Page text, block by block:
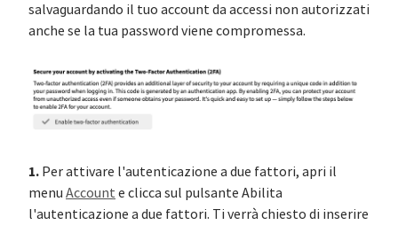
salvaguardando il tuo account da accessi non autorizzati
anche se la tua password viene compromessa.
1. Per attivare l'autenticazione a due fattori, apri il
menu Account e clicca sul pulsante Abilita
l'autenticazione a due fattori. Ti verrà chiesto di inserire